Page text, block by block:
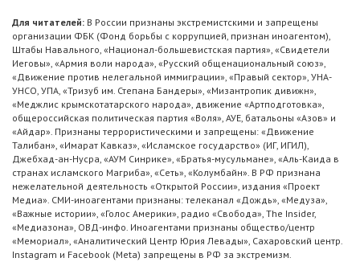
Для читателей: В России признаны экстремистскими и запрещены
организации ФБК (Фонд борьбы с коррупцией, признан иноагентом),
Штабы Навального, «Национал-большевистская партия», «Свидетели
Иеговы», «Армия воли народа», «Русский общенациональный союз»,
«Движение против нелегальной иммиграции», «Правый сектор», УНА-
УНСО, УПА, «Тризуб им. Степана Бандеры», «Мизантропик дивижн»,
«Меджлис крымскотатарского народа», движение «Артподготовка»,
общероссийская политическая партия «Воля», АУЕ, батальоны «Азов» и
«Айдар». Признаны террористическими и запрещены: «Движение
Талибан», «Имарат Кавказ», «Исламское государство» (ИГ, ИГИЛ),
Джебхад-ан-Нусра, «АУМ Синрике», «Братья-мусульмане», «Аль-Каида в
странах исламского Магриба», «Сеть», «Колумбайн». В РФ признана
нежелательной деятельность «Открытой России», издания «Проект
Медиа». СМИ-иноагентами признаны: телеканал «Дождь», «Медуза»,
«Важные истории», «Голос Америки», радио «Свобода», The Insider,
«Медиазона», ОВД-инфо. Иноагентами признаны общество/центр
«Мемориал», «Аналитический Центр Юрия Левады», Сахаровский центр.
Instagram и Facebook (Metа) запрещены в РФ за экстремизм.